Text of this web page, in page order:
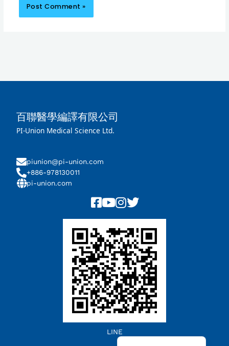
百聯醫學編譯有限公司
PI-Union Medical Science Ltd.
piunion@pi-union.com
+886-978130011
pi-union.com
LINE